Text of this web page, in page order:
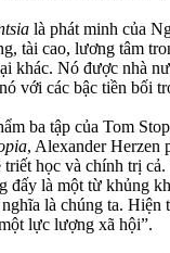
là phát minh của
tài cao, lương tâm
khác. Nó được nhà
với các bậc tiền bối
ba tập của Tom
, Alexander Herzen
triết học và chính trị
đấy là một từ khủng
là chúng ta. Hiện
lực lượng xã hội”.